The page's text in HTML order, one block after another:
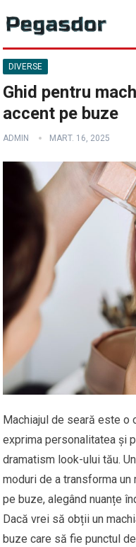
DIVERSE
Ghid pentru
accent pe buze
ADMIN MART. 16, 2025
Machiajul de seară este
exprima personalitatea și
dramatism look-ului tău.
moduri de a transforma
pe buze, alegând nuanțe
Dacă vrei să obții un
buze care să fie punctul